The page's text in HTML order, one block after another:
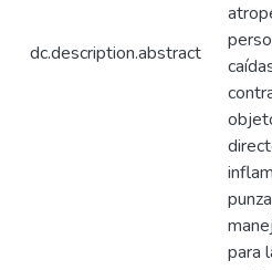
dc.description.abstract
para